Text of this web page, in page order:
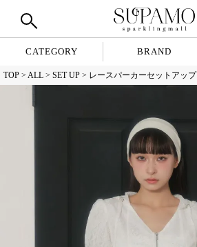
CATEGORY BRAND
TOP ALL SET UP レースパーカーセットアップ